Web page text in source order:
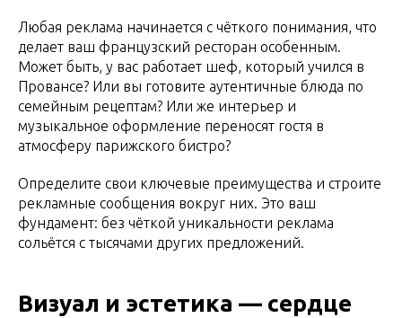
Любая реклама начинается с чёткого понимания, что
делает ваш французский ресторан особенным.
Может быть, у вас работает шеф, который учился в
Провансе? Или вы готовите аутентичные блюда по
семейным рецептам? Или же интерьер и
музыкальное оформление переносят гостя в
атмосферу парижского бистро?
Определите свои ключевые преимущества и строите
рекламные сообщения вокруг них. Это ваш
фундамент: без чёткой уникальности реклама
сольётся с тысячами других предложений.
Визуал и эстетика — сердце